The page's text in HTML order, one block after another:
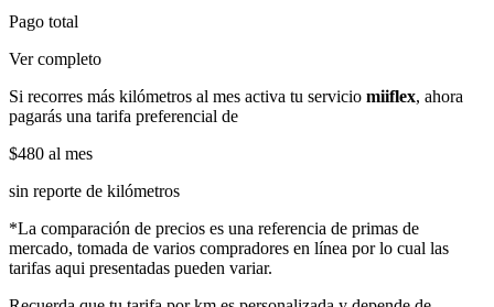
Pago total
Ver completo
Si recorres más kilómetros al mes activa tu servicio miiflex, ahora
pagarás una tarifa preferencial de
$480 al mes
sin reporte de kilómetros
*La comparación de precios es una referencia de primas de
mercado, tomada de varios compradores en línea por lo cual las
tarifas aqui presentadas pueden variar.